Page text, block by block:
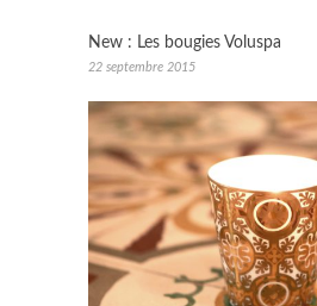
New : Les bougies Voluspa
22 septembre 2015